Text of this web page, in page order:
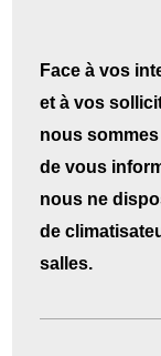
Face à vos
et à vos
nous
de vous
nous ne
de
salles.